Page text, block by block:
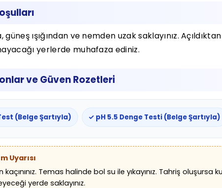
güneş ışığından ve nemden uzak saklayınız.
yerlerde muhafaza ediniz.
ve Güven Rozetleri
(Belge Şartıyla) ✓ pH 5.5 Denge Testi (Belge Şartıyla)
Uyarısı
Temas halinde bol su ile yıkayınız. Tahriş
yerde saklayınız.